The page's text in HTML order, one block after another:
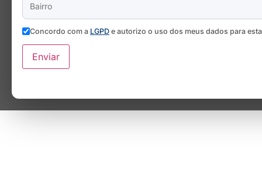
Concordo com a LGPD e autorizo o uso dos meus dados para
Enviar